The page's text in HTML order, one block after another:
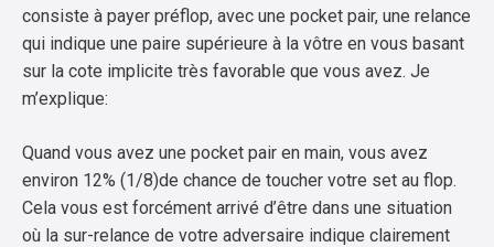
consiste à payer préflop, avec une pocket pair, une relance
qui indique une paire supérieure à la vôtre en vous basant
sur la cote implicite très favorable que vous avez. Je
m’explique:
Quand vous avez une pocket pair en main, vous avez
environ 12% (1/8)de chance de toucher votre set au flop.
Cela vous est forcément arrivé d’être dans une situation
où la sur-relance de votre adversaire indique clairement